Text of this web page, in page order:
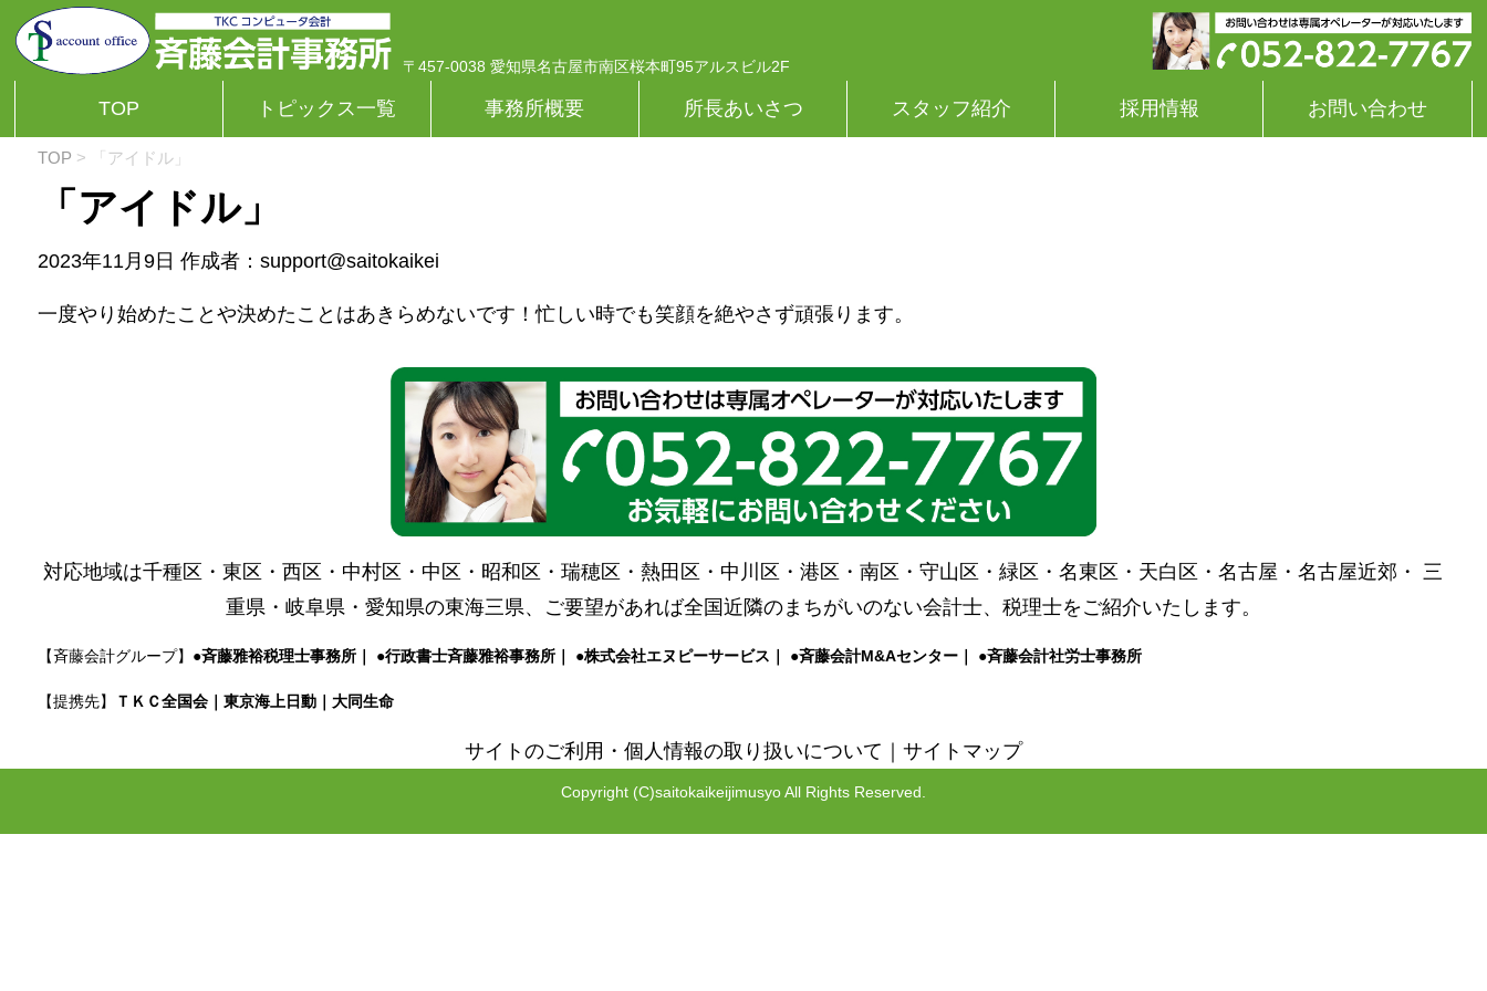
〒457-0038 愛知県名古屋市南区桜本町95アルスビル2F
TOP トピックス一覧 事務所概要 所長あいさつ スタッフ紹介 採用情報 お問い合わせ
TOP > 「アイドル」
「アイドル」
2023年11月9日 作成者：support@saitokaikei
一度やり始めたことや決めたことはあきらめないです！忙しい時でも笑顔を絶やさず頑張ります。
対応地域は千種区・東区・西区・中村区・中区・昭和区・瑞穂区・熱田区・中川区・港区・南区・守山区・緑区・名東区・天白区・名古屋・名古屋近郊・ 三
重県・岐阜県・愛知県の東海三県、ご要望があれば全国近隣のまちがいのない会計士、税理士をご紹介いたします。
【斉藤会計グループ】 ●斉藤雅裕税理士事務所｜ ●行政書士斉藤雅裕事務所｜ ●株式会社エヌピーサービス｜ ●斉藤会計M&Aセンター｜ ●斉藤会計社労士事務所
【提携先】 ＴＫＣ全国会｜ 東京海上日動｜ 大同生命
サイトのご利用 ・ 個人情報の取り扱いについて サイトマップ
Copyright (C)saitokaikeijimusyo All Rights Reserved.